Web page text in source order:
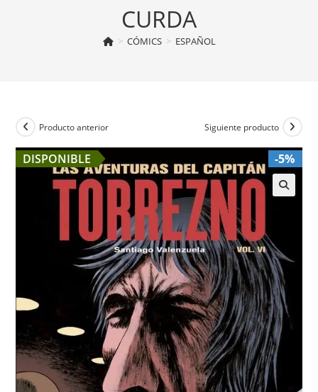
CURDA
> CÓMICS > ESPAÑOL
Producto anterior Siguiente producto
DISPONIBLE -5%